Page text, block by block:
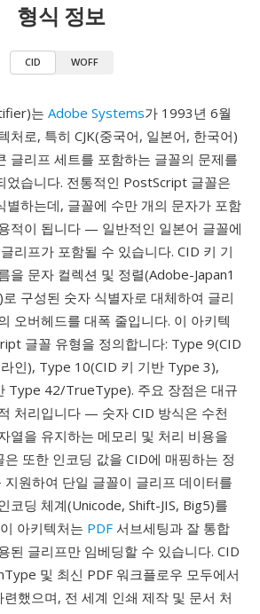
형식 정보
CID WOFF
는 Adobe Systems가 1993년 6월
처로, 특히 CJK(중국어, 일본어, 한국어)
글리프 세트를 포함하는 글꼴의 문제를
었습니다. 전통적인 PostScript 글꼴은
별하는데, 글꼴에 수만 개의 문자가 포함
적이 됩니다 — 일반적인 일본어 글꼴에
리프가 포함될 수 있습니다. CID 키 기
을 문자 컬렉션 및 정렬(Adobe-Japan1
구성된 숫자 식별자로 대체하여 글리
오버헤드를 대폭 줄입니다. 이 아키텍
글꼴 유형을 정의합니다: Type 9(CID
인), Type 10(CID 키 기반 Type 3),
Type 42/TrueType). 주요 장점은 대규
처리입니다 — 숫자 CID 방식은 수천
열을 유지하는 메모리 및 처리 비용을
또한 인코딩 값을 CID에 매핑하는 정
지원하여 단일 글꼴이 글리프 데이터를
코딩 체계(Unicode, Shift-JIS, Big5)를
아키텍처는 PDF 서브세팅과 잘 통합
된 글리프만 임베딩할 수 있습니다. CID
및 최신 PDF 워크플로우 모두에서
련했으며, 전 세계 인쇄 제작 및 문서 처